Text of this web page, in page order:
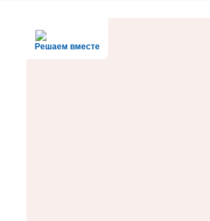
Решаем вместе